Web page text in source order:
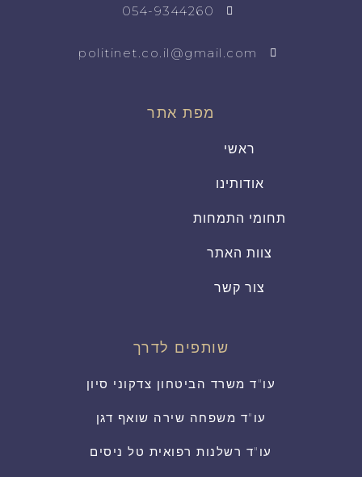
054-9344260
politinet.co.il@gmail.com
מפת אתר
ראשי
אודותינו
תחומי התמחות
צוות האתר
צור קשר
שותפים לדרך
עו"ד משרד הביטחון צדקוני סיון
עו"ד משפחה שירה שואף דגן
עו"ד רשלנות רפואית טל ניסים